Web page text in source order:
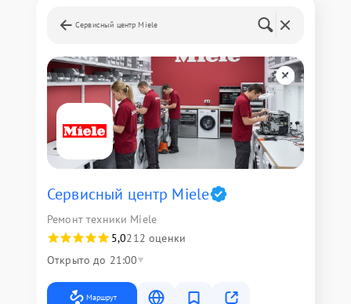
Сервисный центр Miele
Сервисный центр Miele
Ремонт техники Miele
5,0212 оценки
Открыто до 21:00
Маршрут